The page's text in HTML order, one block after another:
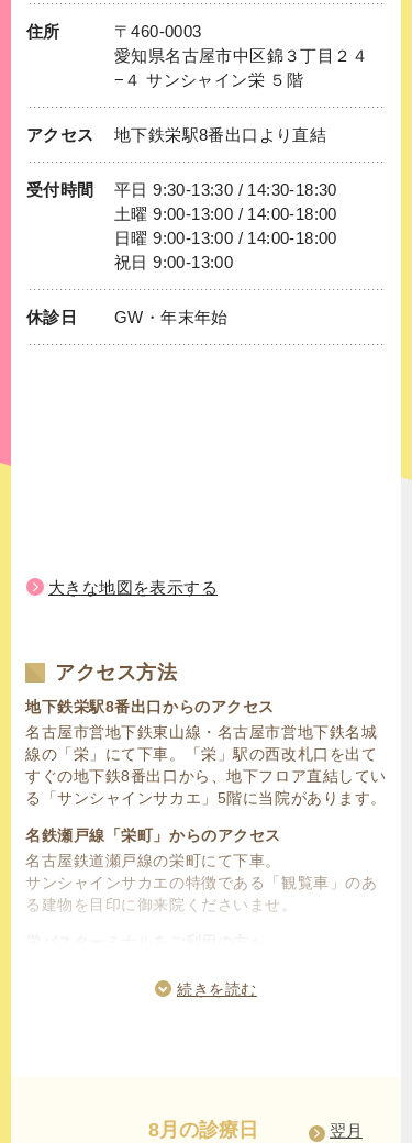
住所
〒460-0003
愛知県名古屋市中区錦３丁目２４
−４ サンシャイン栄 ５階
アクセス 地下鉄栄駅8番出口より直結
受付時間
平日 9:30-13:30 / 14:30-18:30
土曜 9:00-13:00 / 14:00-18:00
日曜 9:00-13:00 / 14:00-18:00
祝日 9:00-13:00
休診日 GW・年末年始
8月の診療日 翌月
大きな地図を表示する
アクセス方法
地下鉄栄駅8番出口からのアクセス
名古屋市営地下鉄東山線・名古屋市営地下鉄名城
線の「栄」にて下車。「栄」駅の西改札口を出て
すぐの地下鉄8番出口から、地下フロア直結してい
る「サンシャインサカエ」5階に当院があります。
名鉄瀬戸線「栄町」からのアクセス
名古屋鉄道瀬戸線の栄町にて下車。
サンシャインサカエの特徴である「観覧車」のあ
る建物を目印に御来院くださいませ。
センターのターミナル停留所が「栄」にございま
続きを読む